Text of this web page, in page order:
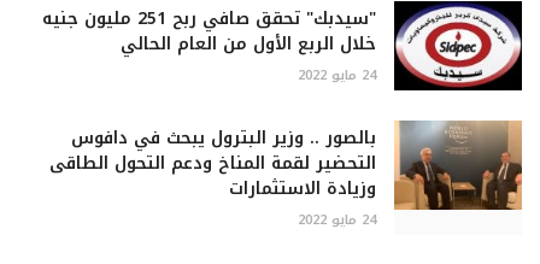
"سيدبك" تحقق صافي ربح 251 مليون جنيه
خلال الربع الأول من العام الحالي
24 مايو 2022
بالصور .. وزير البترول يبحث في دافوس
التحضير لقمة المناخ ودعم التحول الطاقى
وزيادة الاستثمارات
24 مايو 2022